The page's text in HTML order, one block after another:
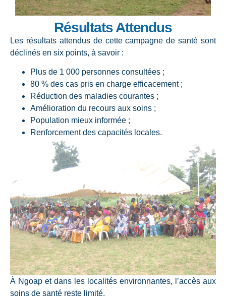
Résultats Attendus
Les résultats attendus de cette campagne de santé sont
déclinés en six points, à savoir :
Plus de 1 000 personnes consultées ;
80 % des cas pris en charge efficacement ;
Réduction des maladies courantes ;
Amélioration du recours aux soins ;
Population mieux informée ;
Renforcement des capacités locales.
À Ngoap et dans les localités environnantes, l’accès aux
soins de santé reste limité.